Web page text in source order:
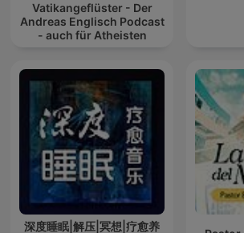
Vatikangeflüster - Der
Andreas Englisch Podcast
- auch für Atheisten
深度睡眠|解压|冥想|疗愈养